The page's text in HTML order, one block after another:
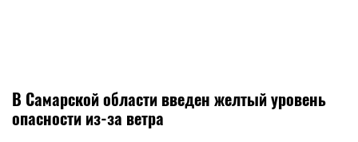
В Самарской области введен желтый уровень
опасности из-за ветра